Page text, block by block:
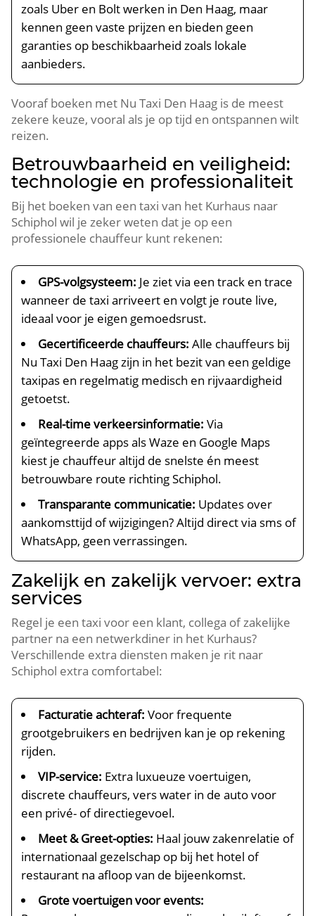
zoals Uber en Bolt werken in Den Haag, maar
kennen geen vaste prijzen en bieden geen
garanties op beschikbaarheid zoals lokale
aanbieders.
Vooraf boeken met Nu Taxi Den Haag is de meest
zekere keuze, vooral als je op tijd en ontspannen wilt
reizen.
Betrouwbaarheid en veiligheid:
technologie en professionaliteit
Bij het boeken van een taxi van het Kurhaus naar
Schiphol wil je zeker weten dat je op een
professionele chauffeur kunt rekenen:
GPS-volgsysteem: Je ziet via een track en trace
wanneer de taxi arriveert en volgt je route live,
ideaal voor je eigen gemoedsrust.
Gecertificeerde chauffeurs: Alle chauffeurs bij
Nu Taxi Den Haag zijn in het bezit van een geldige
taxipas en regelmatig medisch en rijvaardigheid
getoetst.
Real-time verkeersinformatie: Via
geïntegreerde apps als Waze en Google Maps
kiest je chauffeur altijd de snelste én meest
betrouwbare route richting Schiphol.
Transparante communicatie: Updates over
aankomsttijd of wijzigingen? Altijd direct via sms of
WhatsApp, geen verrassingen.
Zakelijk en zakelijk vervoer: extra
services
Regel je een taxi voor een klant, collega of zakelijke
partner na een netwerkdiner in het Kurhaus?
Verschillende extra diensten maken je rit naar
Schiphol extra comfortabel:
Facturatie achteraf: Voor frequente
grootgebruikers en bedrijven kan je op rekening
rijden.
VIP-service: Extra luxueuze voertuigen,
discrete chauffeurs, vers water in de auto voor
een privé- of directiegevoel.
Meet & Greet-opties: Haal jouw zakenrelatie of
internationaal gezelschap op bij het hotel of
restaurant na afloop van de bijeenkomst.
Grote voertuigen voor events: